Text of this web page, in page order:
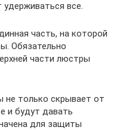
все.
часть, на которой
Обязательно
части люстры
только скрывает от
и будут давать
для защиты